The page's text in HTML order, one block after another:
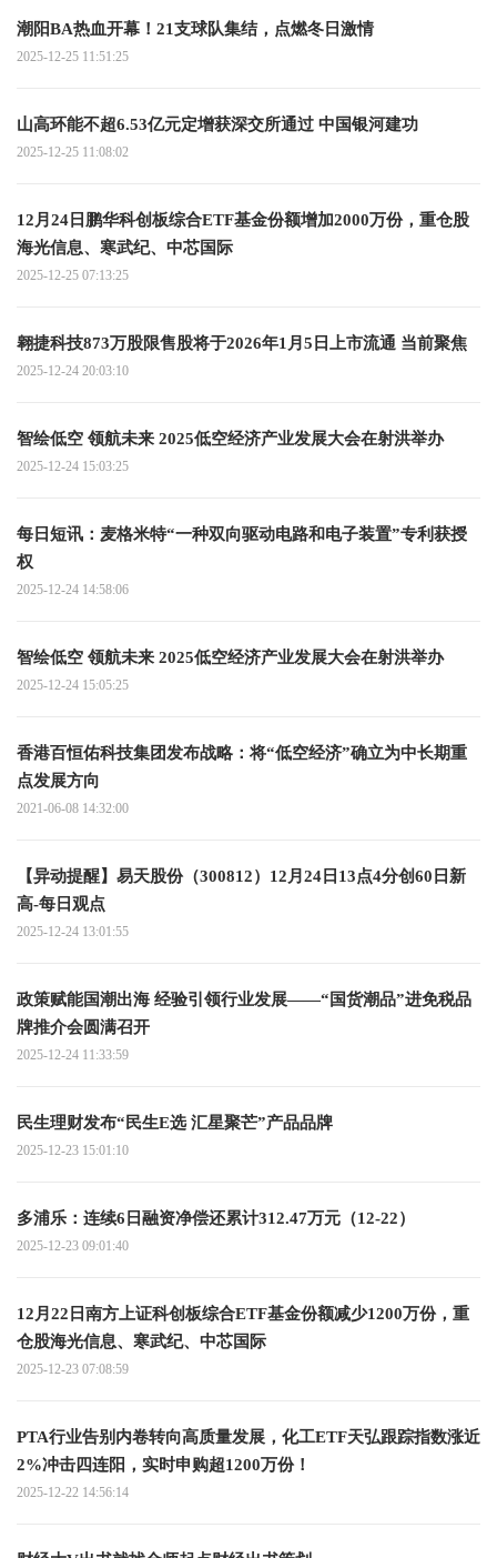
潮阳BA热血开幕！21支球队集结，点燃冬日激情
2025-12-25 11:51:25
山高环能不超6.53亿元定增获深交所通过 中国银河建功
2025-12-25 11:08:02
12月24日鹏华科创板综合ETF基金份额增加2000万份，重仓股
海光信息、寒武纪、中芯国际
2025-12-25 07:13:25
翱捷科技873万股限售股将于2026年1月5日上市流通 当前聚焦
2025-12-24 20:03:10
智绘低空 领航未来 2025低空经济产业发展大会在射洪举办
2025-12-24 15:03:25
每日短讯：麦格米特“一种双向驱动电路和电子装置”专利获授
权
2025-12-24 14:58:06
智绘低空 领航未来 2025低空经济产业发展大会在射洪举办
2025-12-24 15:05:25
香港百恒佑科技集团发布战略：将“低空经济”确立为中长期重
点发展方向
2021-06-08 14:32:00
【异动提醒】易天股份（300812）12月24日13点4分创60日新
高-每日观点
2025-12-24 13:01:55
政策赋能国潮出海 经验引领行业发展——“国货潮品”进免税品
牌推介会圆满召开
2025-12-24 11:33:59
民生理财发布“民生E选 汇星聚芒”产品品牌
2025-12-23 15:01:10
多浦乐：连续6日融资净偿还累计312.47万元（12-22）
2025-12-23 09:01:40
12月22日南方上证科创板综合ETF基金份额减少1200万份，重
仓股海光信息、寒武纪、中芯国际
2025-12-23 07:08:59
PTA行业告别内卷转向高质量发展，化工ETF天弘跟踪指数涨近
2%冲击四连阳，实时申购超1200万份！
2025-12-22 14:56:14